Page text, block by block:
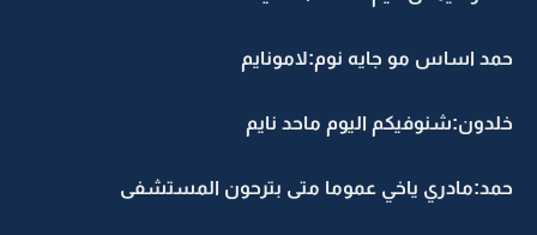
حمد اساس مو جايه نوم:لامونايم
خلدون:شنوفيكم اليوم ماحد نايم
حمد:مادري ياخي عموما متى بترحون المستشفى